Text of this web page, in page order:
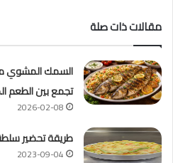
مقالات ذات صلة
السمك المشوي
تجمع بين الطعم
2026-02-08
طريقة تحضير
2023-09-04